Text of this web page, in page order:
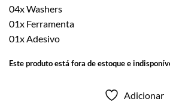
04x Washers
01x Ferramenta
01x Adesivo
Este produto está fora de estoque e
Adicionar